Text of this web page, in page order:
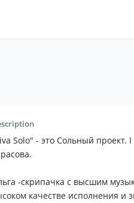
Solo" - это Сольный проект.
-скрипачка с высшим
качестве исполнения и